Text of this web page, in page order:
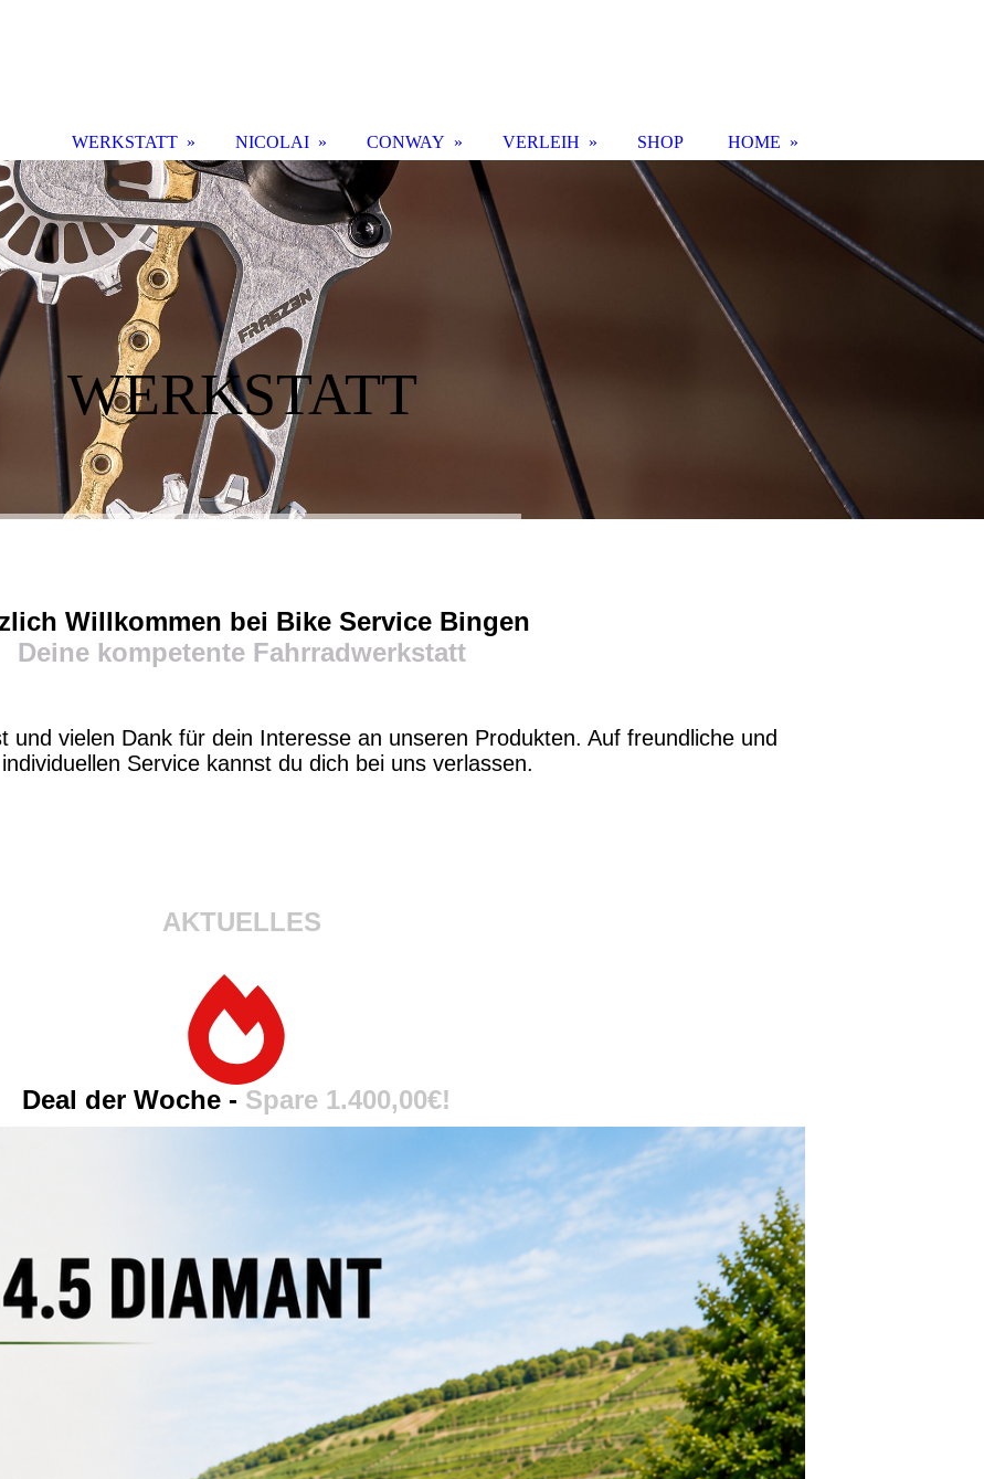
WERKSTATT
Willkommen bei Bike Service Bingen
Deine kompetente Fahrradwerkstatt
und vielen Dank für dein Interesse an unseren Produkten. Auf freundliche und
Service kannst du dich bei uns verlassen.
AKTUELLES
Deal der Woche - Spare 1.400,00€!
WERKSTATT NICOLAI CONWAY VERLEIH SHOP HOME